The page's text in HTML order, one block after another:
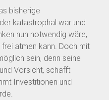
bisherige
katastrophal war und
nun notwendig wäre,
atmen kann. Doch mit
sein, denn seine
Vorsicht, schafft
Investitionen und